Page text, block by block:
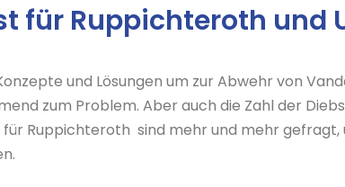
für Ruppichteroth und
und Lösungen um zur Abwehr von
zum Problem. Aber auch die Zahl der
Ruppichteroth sind mehr und mehr